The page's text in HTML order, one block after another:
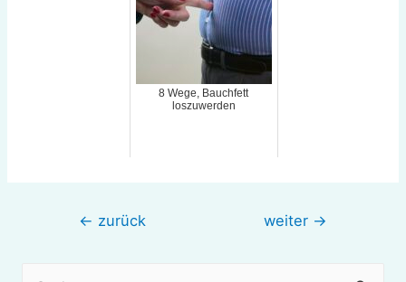
8 Wege, Bauchfett
loszuwerden
Beitragsnavigation
← zurück weiter →